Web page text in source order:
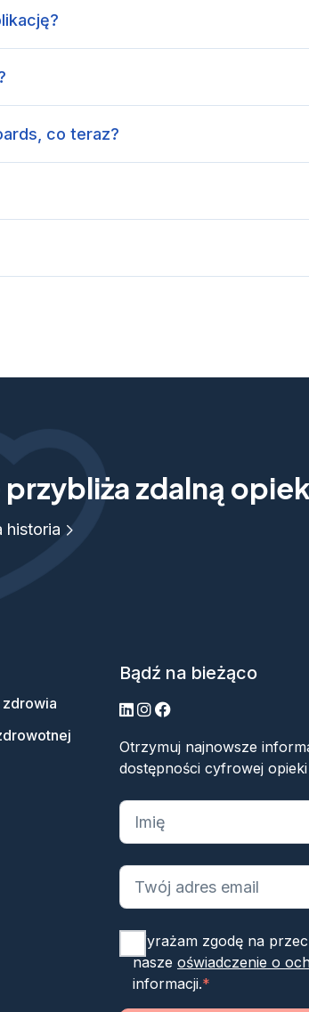
co teraz?
zdalną
historia
zdrowia
Bądź na bieżąco
LinkedIn
Instagram
Facebook
Otrzymuj najnowsze
dostępności cyfrowej
„*” oznacza wymagane
Wyrażam zgodę na
nasze oświadczenie o
informacji.*